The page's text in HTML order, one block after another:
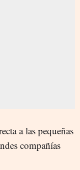
a las pequeñas
compañías